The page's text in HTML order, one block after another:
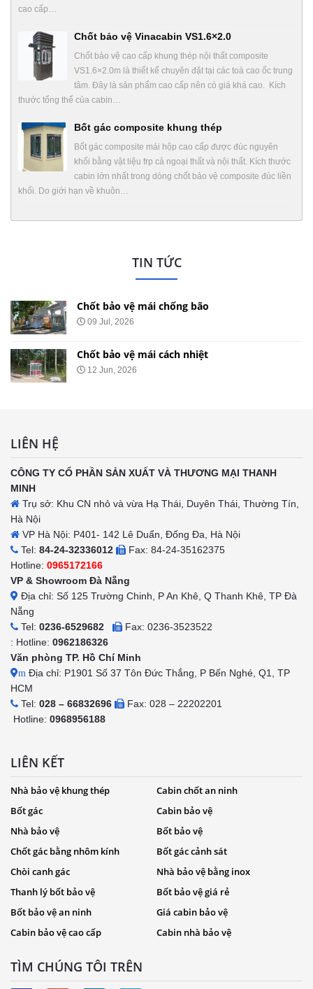
cao cấp…
Chốt bảo vệ Vinacabin VS1.6×2.0
Chốt bảo vệ cao cấp khung thép nội thất composite
VS1.6×2.0m là thiết kế chuyên đặt tại các toà cao ốc trung
tâm. Đây là sản phẩm cao cấp nên có giá khá cao. Kích
thước tổng thể của cabin…
Bốt gác composite khung thép
Bốt gác composite mái hộp cao cấp được đúc nguyên
khối bằng vật liệu frp cả ngoại thất và nội thất. Kích thước
cabin lớn nhất trong dòng chốt bảo vệ composite đúc liền
khối. Do giới hạn về khuôn…
TIN TỨC
Chốt bảo vệ mái chống bão
09 Jul, 2026
Chốt bảo vệ mái cách nhiệt
12 Jun, 2026
LIÊN HỆ
CÔNG TY CỔ PHẦN SẢN XUẤT VÀ THƯƠNG MẠI THANH
MINH
Trụ sở: Khu CN nhỏ và vừa Hạ Thái, Duyên Thái, Thường Tín,
Hà Nội
VP Hà Nội: P401- 142 Lê Duẩn, Đống Đa, Hà Nội
Tel: 84-24-32336012
Fax: 84-24-35162375
Hotline: 0965172166
VP & Showroom Đà Nẵng
Địa chỉ: Số 125 Trường Chinh, P An Khê, Q Thanh Khê, TP Đà
Nẵng
Tel: 0236-6529682
Fax: 0236-3523522
: Hotline: 0962186326
Văn phòng TP. Hồ Chí Minh
m Địa chỉ: P1901 Số 37 Tôn Đức Thắng, P Bến Nghé, Q1, TP
HCM
Tel: 028 – 66832696
Fax: 028 – 22202201
Hotline: 0968956188
LIÊN KẾT
Nhà bảo vệ khung thép
Cabin chốt an ninh
Bốt gác
Cabin bảo vệ
Nhà bảo vệ
Bốt bảo vệ
Chốt gác bằng nhôm kính
Bốt gác cảnh sát
Chòi canh gác
Nhà bảo vệ bằng inox
Thanh lý bốt bảo vệ
Bốt bảo vệ giá rẻ
Bốt bảo vệ an ninh
Giá cabin bảo vệ
Cabin bảo vệ cao cấp
Cabin nhà bảo vệ
TÌM CHÚNG TÔI TRÊN